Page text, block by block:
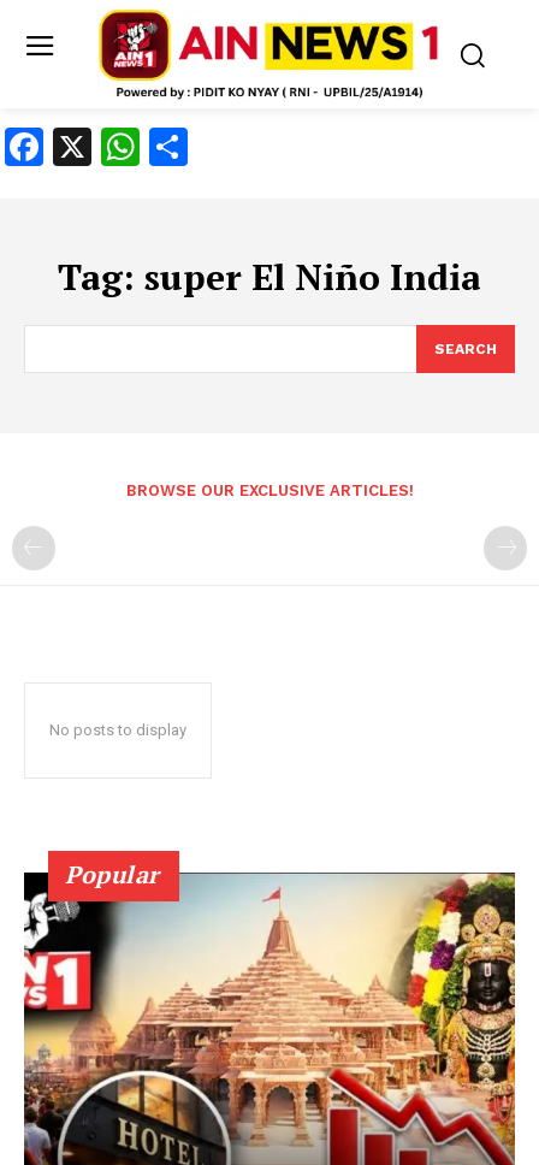
Facebook
X WhatsApp
Tag: super El Niño India
SEARCH
BROWSE OUR EXCLUSIVE ARTICLES!
No posts to display
Popular